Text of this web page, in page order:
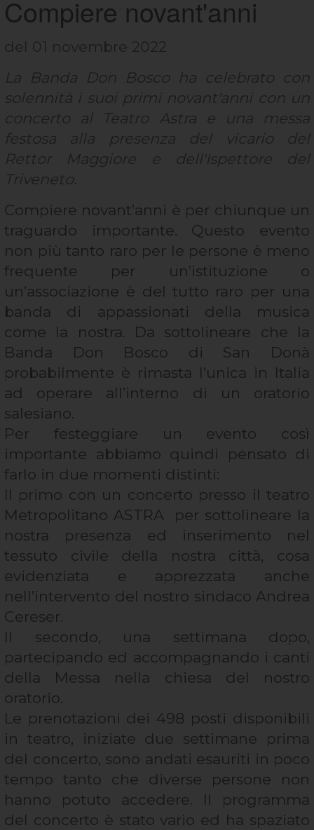
Compiere novant'anni
del 01 novembre 2022
La Banda Don Bosco ha celebrato con
solennità i suoi primi novant'anni con un
concerto al Teatro Astra e una messa
festosa alla presenza del vicario del
Rettor Maggiore e dell'Ispettore del
Triveneto.
Compiere novant’anni è per chiunque un
traguardo importante. Questo evento
non più tanto raro per le persone è meno
frequente per un’istituzione o
un’associazione è del tutto raro per una
banda di appassionati della musica
come la nostra. Da sottolineare che la
Banda Don Bosco di San Donà
probabilmente è rimasta l’unica in Italia
ad operare all’interno di un oratorio
salesiano.
Per festeggiare un evento così
importante abbiamo quindi pensato di
farlo in due momenti distinti:
Il primo con un concerto presso il teatro
Metropolitano ASTRA per sottolineare la
nostra presenza ed inserimento nel
tessuto civile della nostra città, cosa
evidenziata e apprezzata anche
nell’intervento del nostro sindaco Andrea
Cereser.
Il secondo, una settimana dopo,
partecipando ed accompagnando i canti
della Messa nella chiesa del nostro
oratorio.
Le prenotazioni dei 498 posti disponibili
in teatro, iniziate due settimane prima
del concerto, sono andati esauriti in poco
tempo tanto che diverse persone non
hanno potuto accedere. Il programma
del concerto è stato vario ed ha spaziato